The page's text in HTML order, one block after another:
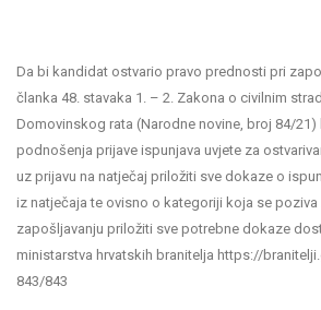
Da bi kandidat ostvario pravo prednosti pri
članka 48. stavaka 1. – 2. Zakona o civilnim
Domovinskog rata (Narodne novine, broj 84/21)
podnošenja prijave ispunjava uvjete za
uz prijavu na natječaj priložiti sve dokaze o
iz natječaja te ovisno o kategoriji koja se
zapošljavanju priložiti sve potrebne dokaze
ministarstva hrvatskih branitelja https://
843/843